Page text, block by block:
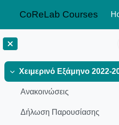
CoReLab Courses
Collapse
Χειμερινό Εξάμηνο 2022-
Ανακοινώσεις
Δήλωση Παρουσίασης